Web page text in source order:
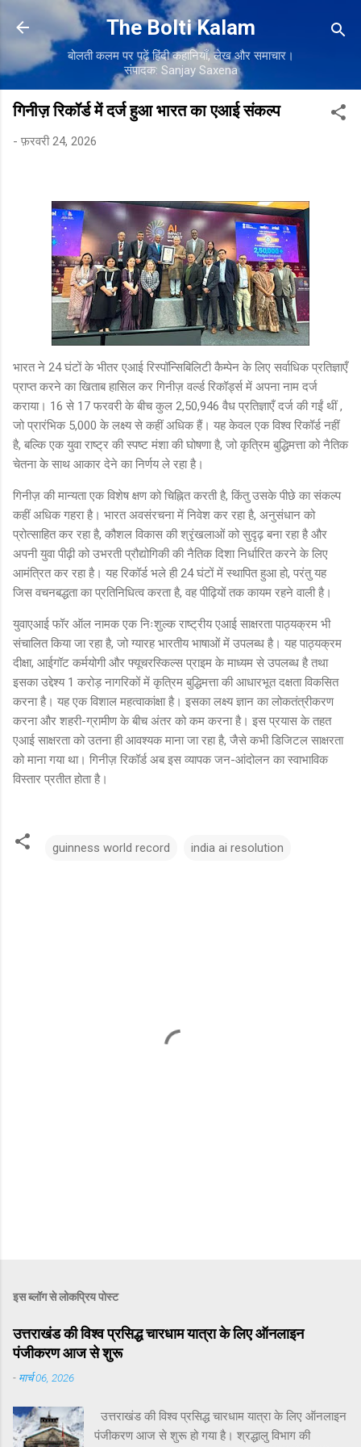
सीधे मुख्य सामग्री पर जाएं
The Bolti Kalam
बोलती कलम पर पढ़ें हिंदी कहानियाँ, लेख और समाचार।
संपादक: Sanjay Saxena
गिनीज़ रिकॉर्ड में दर्ज हुआ भारत का एआई संकल्प
- फ़रवरी 24, 2026
भारत ने 24 घंटों के भीतर एआई रिस्‍पॉन्सिबिलिटी कैम्‍पेन के लिए सर्वाधिक प्रतिज्ञाएँ
प्राप्त करने का खिताब हासिल कर गिनीज़ वर्ल्ड रिकॉर्ड्स में अपना नाम दर्ज
कराया। 16 से 17 फरवरी के बीच कुल 2,50,946 वैध प्रतिज्ञाएँ दर्ज की गईं थीं ,
जो प्रारंभिक 5,000 के लक्ष्य से कहीं अधिक हैं। यह केवल एक विश्व रिकॉर्ड नहीं
है, बल्कि एक युवा राष्ट्र की स्पष्ट मंशा की घोषणा है, जो कृत्रिम बुद्धिमत्ता को नैतिक
चेतना के साथ आकार देने का निर्णय ले रहा है।
गिनीज़ की मान्यता एक विशेष क्षण को चिह्नित करती है, किंतु उसके पीछे का संकल्प
कहीं अधिक गहरा है। भारत अवसंरचना में निवेश कर रहा है, अनुसंधान को
प्रोत्साहित कर रहा है, कौशल विकास की श्रृंखलाओं को सुदृढ़ बना रहा है और
अपनी युवा पीढ़ी को उभरती प्रौद्योगिकी की नैतिक दिशा निर्धारित करने के लिए
आमंत्रित कर रहा है। यह रिकॉर्ड भले ही 24 घंटों में स्थापित हुआ हो, परंतु यह
जिस वचनबद्धता का प्रतिनिधित्व करता है, वह पीढ़ियों तक कायम रहने वाली है।
युवाएआई फॉर ऑल नामक एक निःशुल्क राष्ट्रीय एआई साक्षरता पाठ्यक्रम भी
संचालित किया जा रहा है, जो ग्यारह भारतीय भाषाओं में उपलब्ध है। यह पाठ्यक्रम
दीक्षा, आईगॉट कर्मयोगी और फ्यूचरस्किल्स प्राइम के माध्यम से उपलब्ध है तथा
इसका उद्देश्य 1 करोड़ नागरिकों में कृत्रिम बुद्धिमत्ता की आधारभूत दक्षता विकसित
करना है। यह एक विशाल महत्वाकांक्षा है। इसका लक्ष्य ज्ञान का लोकतंत्रीकरण
करना और शहरी-ग्रामीण के बीच अंतर को कम करना है। इस प्रयास के तहत
एआई साक्षरता को उतना ही आवश्यक माना जा रहा है, जैसे कभी डिजिटल साक्षरता
को माना गया था। गिनीज़ रिकॉर्ड अब इस व्यापक जन-आंदोलन का स्वाभाविक
विस्तार प्रतीत होता है।
guinness world record india ai resolution
इस ब्लॉग से लोकप्रिय पोस्ट
उत्तराखंड की विश्व प्रसिद्ध चारधाम यात्रा के लिए ऑनलाइन
पंजीकरण आज से शुरू
- मार्च 06, 2026
उत्तराखंड की विश्व प्रसिद्ध चारधाम यात्रा के लिए ऑनलाइन
पंजीकरण आज से शुरू हो गया है। श्रद्धालु विभाग की